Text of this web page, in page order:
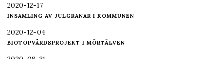
2020-12-17
INSAMLING AV JULGRANAR I KOMMUNEN
2020-12-04
BIOTOPVÅRDSPROJEKT I MÖRTÄLVEN